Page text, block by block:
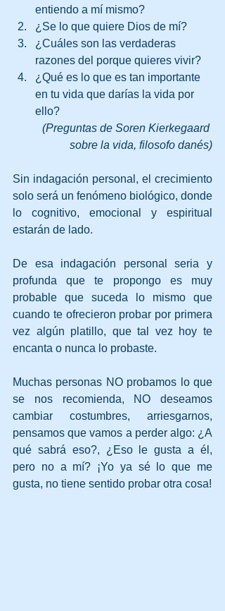
entiendo a mí mismo?
¿Se lo que quiere Dios de mí?
¿Cuáles son las verdaderas
razones del porque quieres vivir?
¿Qué es lo que es tan importante
en tu vida que darías la vida por
ello?
(Preguntas de Soren Kierkegaard
sobre la vida, filosofo danés)
Sin indagación personal, el crecimiento
solo será un fenómeno biológico, donde
lo cognitivo, emocional y espiritual
estarán de lado.
De esa indagación personal seria y
profunda que te propongo es muy
probable que suceda lo mismo que
cuando te ofrecieron probar por primera
vez algún platillo, que tal vez hoy te
encanta o nunca lo probaste.
Muchas personas NO probamos lo que
se nos recomienda, NO deseamos
cambiar costumbres, arriesgarnos,
pensamos que vamos a perder algo: ¿A
qué sabrá eso?, ¿Eso le gusta a él,
pero no a mí? ¡Yo ya sé lo que me